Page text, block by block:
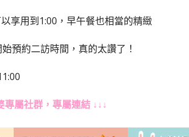
享用到1:00，早午餐也相當的精緻
預約二訪時間，真的太讚了！
專屬社群 ，專屬連結 ↓↓↓